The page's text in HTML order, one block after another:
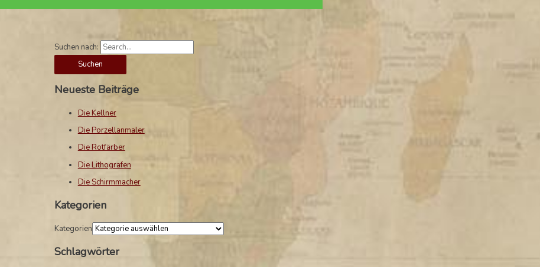
Suchen nach:
Neueste Beiträge
Die Kellner
Die Porzellanmaler
Die Rotfärber
Die Lithografen
Die Schirmmacher
Kategorien
Kategorien
Schlagwörter